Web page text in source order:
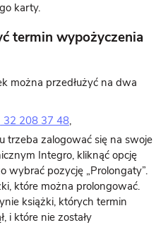
karty.
termin wypożyczenia
można przedłużyć na dwa
32 208 37 48,
trzeba zalogować się na swoje
Integro, kliknąć opcję
wybrać pozycję „Prolongaty”.
które można prolongować.
książki, których termin
i które nie zostały